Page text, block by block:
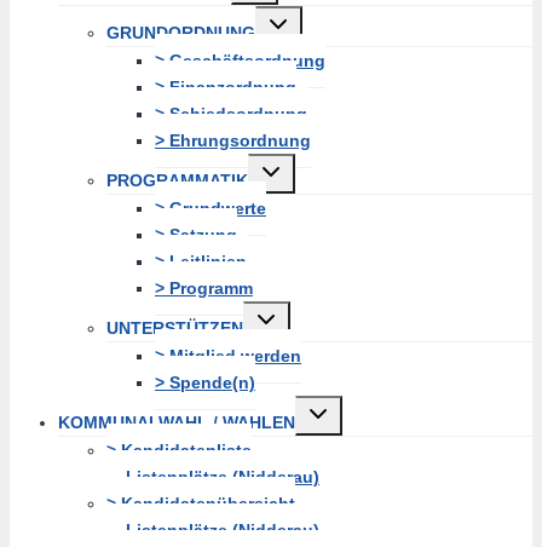
GRUNDORDNUNG
Untermenü
erweitern
> Geschäftsordnung
> Finanzordnung
> Schiedsordnung
> Ehrungsordnung
PROGRAMMATIK
Untermenü
erweitern
> Grundwerte
> Satzung
> Leitlinien
> Programm
UNTERSTÜTZEN
Untermenü
erweitern
> Mitglied werden
> Spende(n)
KOMMUNALWAHL / WAHLEN
Untermenü
erweitern
> Kandidatenliste
Listenplätze (Nidderau)
> Kandidatenübersicht
Listenplätze (Nidderau)